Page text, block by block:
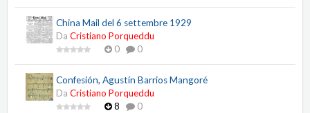
China Mail del 6 settembre 1929
Da Cristiano Porqueddu
0
0
Confesión, Agustín Barrios Mangoré
Da Cristiano Porqueddu
8
0